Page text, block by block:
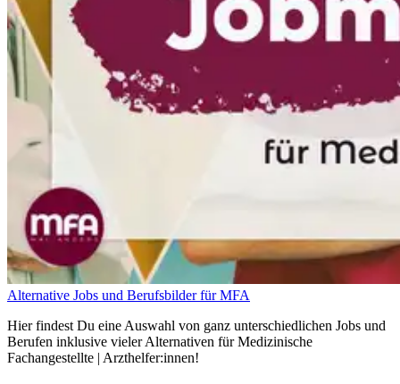
Alternative Jobs und Berufsbilder für MFA
Hier findest Du eine Auswahl von ganz unterschiedlichen Jobs und
Berufen inklusive vieler Alternativen für Medizinische
Fachangestellte | Arzthelfer:innen!